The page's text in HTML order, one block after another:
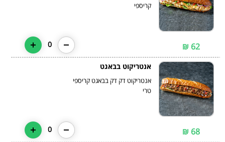
קריספי
62 ₪
0
אנטריקוט בבאגט
אנטריקוט דק דק בבאגט קריספי
טרי
68 ₪
0